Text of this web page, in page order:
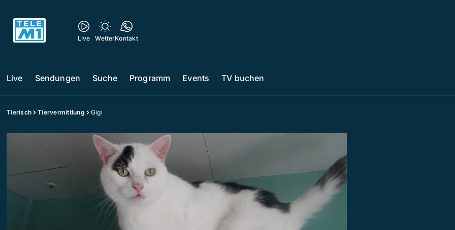
Live WetterKontakt
Live Sendungen Suche Programm Events TV buchen
Tierisch Tiervermittlung Gigi